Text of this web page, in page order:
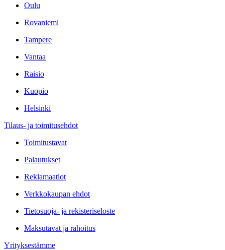
Oulu
Rovaniemi
Tampere
Vantaa
Raisio
Kuopio
Helsinki
Tilaus- ja toimitusehdot
Toimitustavat
Palautukset
Reklamaatiot
Verkkokaupan ehdot
Tietosuoja- ja rekisteriseloste
Maksutavat ja rahoitus
Yrityksestämme